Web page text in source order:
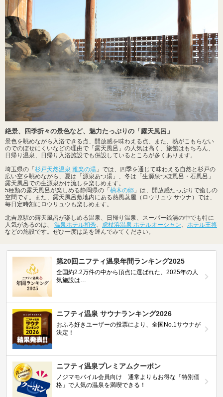
絶景、四季折々の景色など、魅力たっぷりの「露天風呂」
景色を眺めながら入浴できる点、開放感を味わえる点、また、熱がこもらない
のでのぼせにくいなどの理由で「露天風呂」の人気は高く、旅館はもちろん、
日帰り温泉、日帰り入浴施設でも併設しているところが多くあります。
埼玉県の「 杉戸天然温泉 雅楽の湯 」では、四季を通じて味わえる自然と杉戸の
広い空を眺めながら、夏は「源泉あつ湯」、冬は「生源泉つぼ風呂・石風呂」
露天風呂での生源泉かけ流しを楽しめます。
5種類の露天風呂が楽しめる静岡県の「 柚木の郷 」は、開放感たっぷりで癒しの
空間です。また、露天風呂敷地内にある熱風蒸屋（ロウリュウ サウナ）では、
毎日定時刻にロウリュウも楽しめます。
北吉原駅の露天風呂が楽しめる温泉、日帰り温泉、スーパー銭湯の中でも特に
人気があるのは、 温泉ホテル和秀、 虎杖浜温泉 ホテルオーシャン、 ホテル王将
などの施設です。ぜひ一度は足を運んでみてください。
第20回ニフティ温泉年間ランキング2025
全国約2.2万件の中から頂点に選ばれた、2025年の人
気施設は…
ニフティ温泉 サウナランキング2026
おふろ好きユーザーの投票により、全国No.1サウナが
決定！
ニフティ温泉プレミアムクーポン
ノジマモバイル会員向け 通常よりもお得な「特別価
格」で人気の温泉を満喫できる！